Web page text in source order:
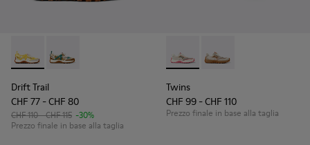
Drift Trail - K800695-001 - Scarpe semiaperte per bambini
Drift Trail - K800695-002 - Scarpe semiaperte per
Drift Trail
CHF 77 - CHF 80
CHF 110 - CHF 115 -30%
Prezzo finale in base alla taglia
Twins - K800685-001 -
Twins - K800685-
Twins
CHF 99 - CHF 110
Prezzo finale in base alla taglia